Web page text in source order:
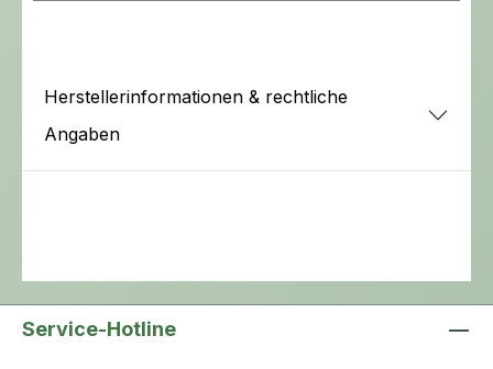
Herstellerinformationen & rechtliche
Angaben
Service-Hotline